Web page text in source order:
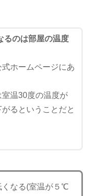
るのは部屋の温度
ホームページにあ
温30度の温度が
るということだと
なる(室温が５℃